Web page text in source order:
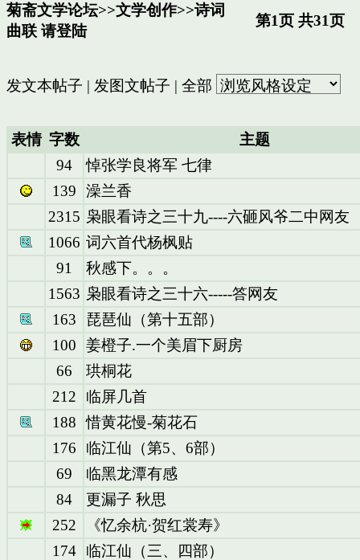
菊斋文学论坛>>文学创作>>诗词
曲联 请登陆
第1页 共31页
发文本帖子 | 发图文帖子 | 全部
表情 字数
主题
94
悼张学良将军 七律
139
澡兰香
2315 枭眼看诗之三十九----六砸风爷二中网友
1066 词六首代杨枫贴
91
秋感下。。。
1563 枭眼看诗之三十六-----答网友
163
琵琶仙（第十五部）
100
姜橙子.一个美眉下厨房
66
珙桐花
212
临屏几首
188
惜黄花慢-菊花石
176
临江仙（第5、6部）
69
临黑龙潭有感
84
更漏子 秋思
252
《忆余杭·贺红裳寿》
174
临江仙（三、四部）